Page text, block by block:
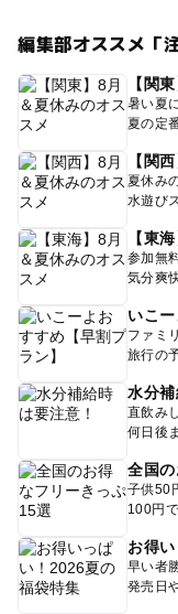
編集部オススメ「
【関
暑い夏
夏の定
【関
夏休み
水遊び
【東
参加無
気分爽
いこ
ファミ
旅行の
水分補
直飲み
何日後
全国
子供50
100円
お得
早い者
発売日